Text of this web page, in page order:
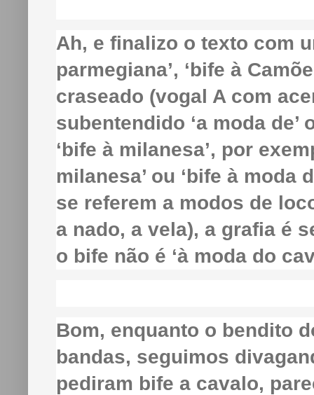
Ah, e finalizo o texto com
parmegiana’, ‘bife à
craseado (vogal A com
subentendido ‘a moda de’
‘bife à milanesa’, por
milanesa’ ou ‘bife à moda
se referem a modos de
a nado, a vela), a grafia é
o bife não é ‘à moda do
Bom, enquanto o bendito
bandas, seguimos
pediram bife a cavalo,